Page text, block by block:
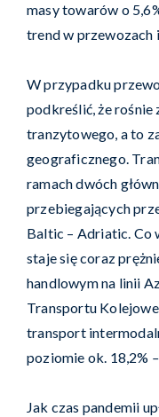
masy towarów o
trend w przewozach
W przypadku
podkreślić, że
tranzytowego, a to
geograficznego.
ramach dwóch
przebiegających
Baltic – Adriatic. Co
staje się coraz
handlowym na linii
Transportu
transport
poziomie ok. 18,2%
Jak czas pandemii